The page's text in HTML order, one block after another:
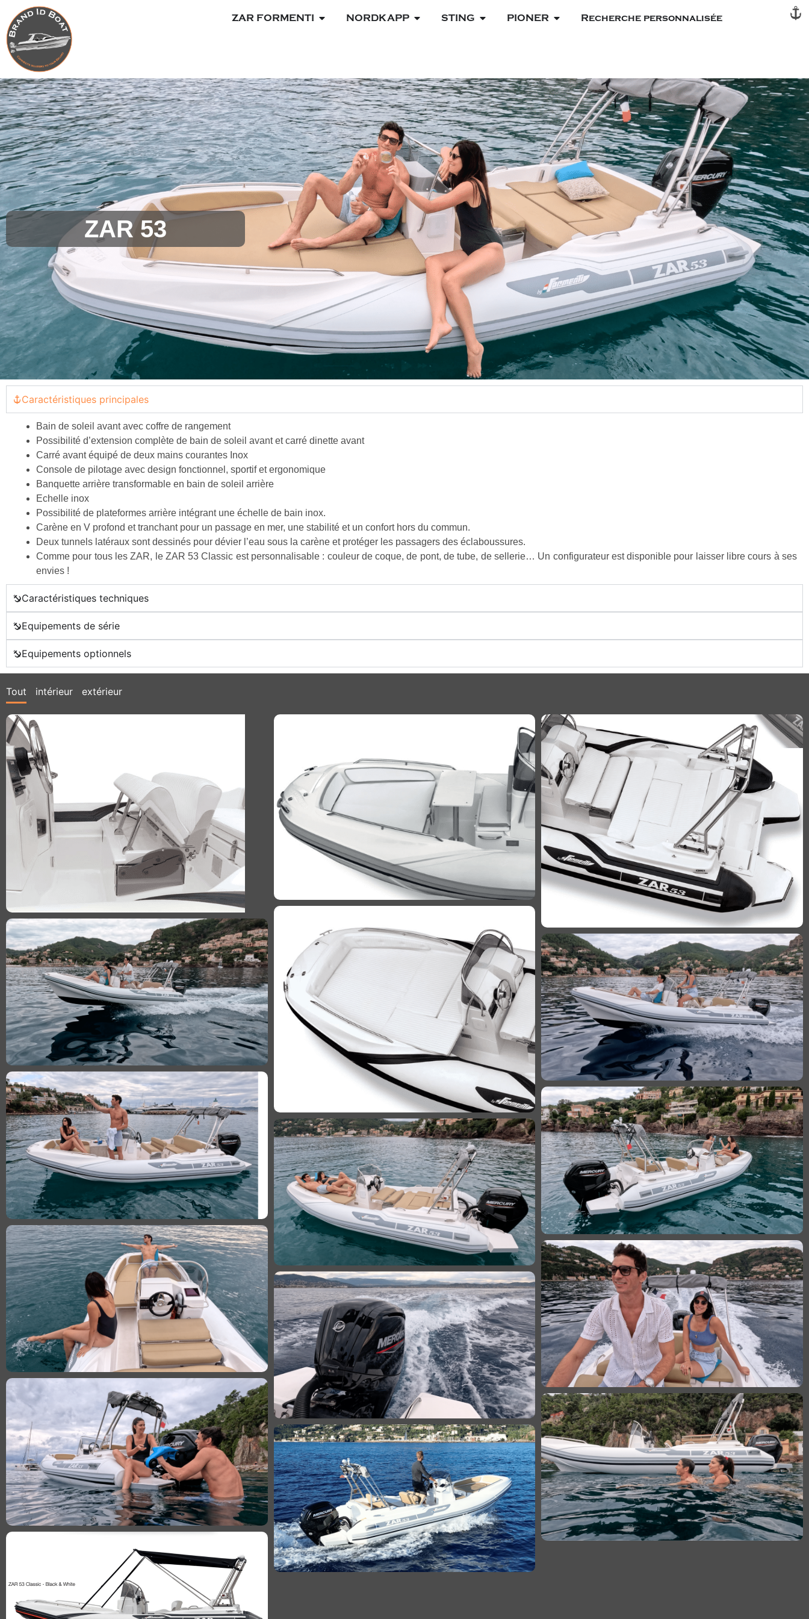
Panneau de gestion des cookies
ZAR FORMENTI NORDKAPP STING PIONER Recherche personnalisée
ZAR 53
Caractéristiques principales
Bain de soleil avant avec coffre de rangement
Possibilité d’extension complète de bain de soleil avant et carré dinette avant
Carré avant équipé de deux mains courantes Inox
Console de pilotage avec design fonctionnel, sportif et ergonomique
Banquette arrière transformable en bain de soleil arrière
Echelle inox
Possibilité de plateformes arrière intégrant une échelle de bain inox.
Carène en V profond et tranchant pour un passage en mer, une stabilité et un confort hors du commun.
Deux tunnels latéraux sont dessinés pour dévier l’eau sous la carène et protéger les passagers des éclaboussures.
Comme pour tous les ZAR, le ZAR 53 Classic est personnalisable : couleur de coque, de pont, de tube, de sellerie… Un configurateur est disponible pour laisser libre cours à ses
envies !
Caractéristiques techniques
Equipements de série
Equipements optionnels
Tout intérieur extérieur